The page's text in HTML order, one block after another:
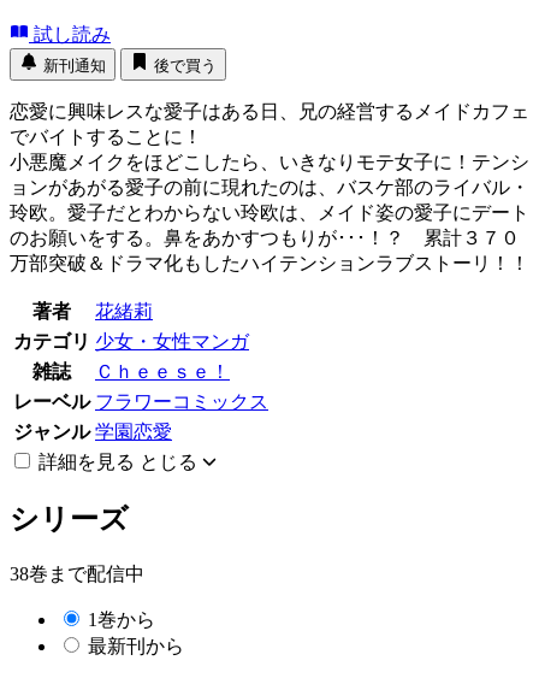
試し読み
新刊通知 後で買う
恋愛に興味レスな愛子はある日、兄の経営するメイドカフェ
でバイトすることに！
小悪魔メイクをほどこしたら、いきなりモテ女子に！テンシ
ョンがあがる愛子の前に現れたのは、バスケ部のライバル・
玲欧。愛子だとわからない玲欧は、メイド姿の愛子にデート
のお願いをする。鼻をあかすつもりが･･･！？ 累計３７０
万部突破＆ドラマ化もしたハイテンションラブストーリ！！
著者
花緒莉
カテゴリ 少女・女性マンガ
雑誌
Ｃｈｅｅｓｅ！
レーベル フラワーコミックス
ジャンル 学園恋愛
詳細を見る とじる
シリーズ
38巻まで配信中
1巻から
最新刊から